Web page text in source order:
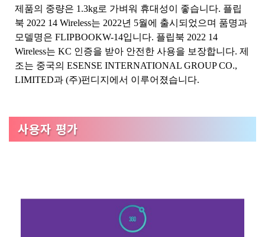
제품의 중량은 1.3kg로 가벼워 휴대성이 좋습니다. 플립
북 2022 14 Wireless는 2022년 5월에 출시되었으며 품명과
모델명은 FLIPBOOKW-14입니다. 플립북 2022 14
Wireless는 KC 인증을 받아 안전한 사용을 보장합니다. 제
조는 중국의 ESENSE INTERNATIONAL GROUP CO.,
LIMITED과 (주)펀디지에서 이루어졌습니다.
사용자 평가